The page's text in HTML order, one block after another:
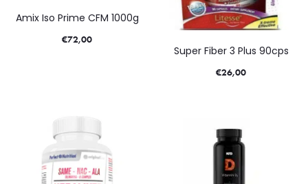
Amix Iso Prime CFM 1000g
€72,00
Super Fiber 3 Plus 90cps
€26,00